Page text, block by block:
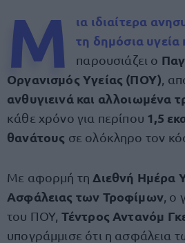
Μ
ια ιδιαίτερα
τη δημόσια
παρουσιάζει ο
Οργανισμός Υγείας (ΠΟΥ) ,
ανθυγιεινά και αλλοιωμένα
κάθε χρόνο για περίπου 1,5
θανάτους σε ολόκληρο τον
Με αφορμή τη Διεθνή Ημέρα
Ασφάλειας των Τροφίμων, ο
του ΠΟΥ, Τέντρος Αντανόμ
υπογράμμισε ότι η ασφάλεια